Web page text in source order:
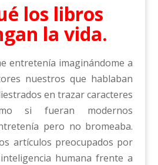
los libros
la vida.
entretenía imaginándome a
nuestros que hablaban
en trazar caracteres
si fueran modernos
pero no bromeaba.
artículos preocupados por
humana frente a